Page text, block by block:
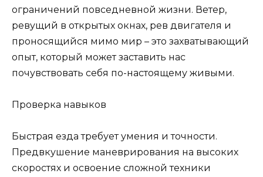
ограничений повседневной жизни. Ветер,
ревущий в открытых окнах, рев двигателя и
проносящийся мимо мир – это захватывающий
опыт, который может заставить нас
почувствовать себя по-настоящему живыми.
Проверка навыков
Быстрая езда требует умения и точности.
Предвкушение маневрирования на высоких
скоростях и освоение сложной техники